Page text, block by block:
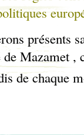
présents
Mazamet ,
de chaque